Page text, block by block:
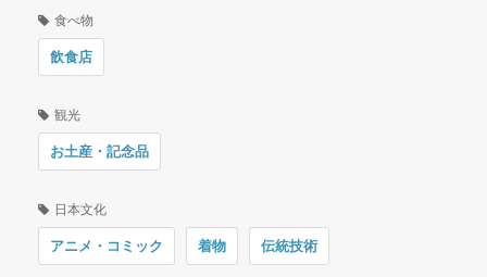
食べ物
飲食店
観光
お土産・記念品
日本文化
アニメ・コミック 着物 伝統技術